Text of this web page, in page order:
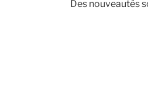
Des nouveautés